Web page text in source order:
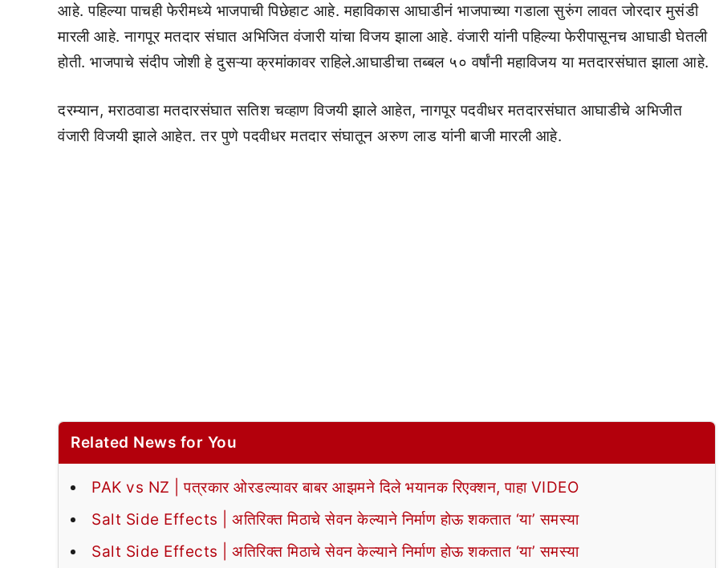
आहे. पहिल्या पाचही फेरीमध्ये भाजपाची पिछेहाट आहे. महाविकास आघाडीनं भाजपाच्या गडाला सुरुंग लावत जोरदार मुसंडी
मारली आहे. नागपूर मतदार संघात अभिजित वंजारी यांचा विजय झाला आहे. वंजारी यांनी पहिल्या फेरीपासूनच आघाडी घेतली
होती. भाजपाचे संदीप जोशी हे दुसऱ्या क्रमांकावर राहिले.आघाडीचा तब्बल ५० वर्षांनी महाविजय या मतदारसंघात झाला आहे.
दरम्यान, मराठवाडा मतदारसंघात सतिश चव्हाण विजयी झाले आहेत, नागपूर पदवीधर मतदारसंघात आघाडीचे अभिजीत
वंजारी विजयी झाले आहेत. तर पुणे पदवीधर मतदार संघातून अरुण लाड यांनी बाजी मारली आहे.
Related News for You
PAK vs NZ | पत्रकार ओरडल्यावर बाबर आझमने दिले भयानक रिएक्शन, पाहा VIDEO
Salt Side Effects | अतिरिक्त मिठाचे सेवन केल्याने निर्माण होऊ शकतात ‘या’ समस्या
Salt Side Effects | अतिरिक्त मिठाचे सेवन केल्याने निर्माण होऊ शकतात ‘या’ समस्या